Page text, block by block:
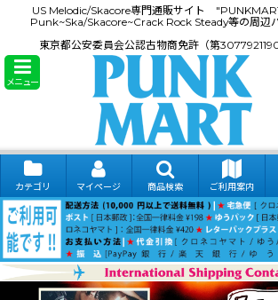
US Melodic/Skacore専門通販サイト
Punk~Ska/Skacore~Crack Rock Steady等の周辺
東京都公安委員会公認古物商免許（第
メニュー
カテゴリ マイページ 商品検索 ご利用案内